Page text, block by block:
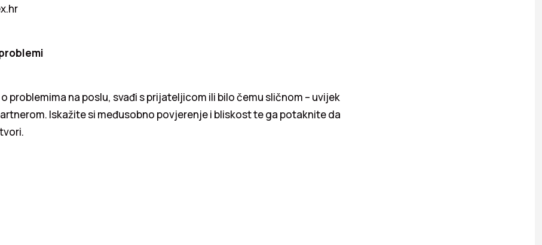
problemima na poslu, svađi s prijateljicom ili bilo čemu sličnom – uvijek
Iskažite si međusobno povjerenje i bliskost te ga potaknite da